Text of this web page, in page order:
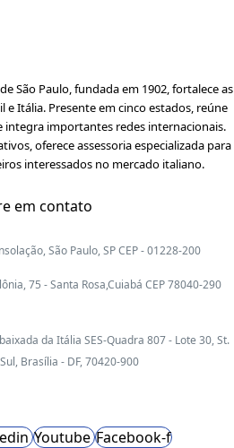
São Paulo, fundada em 1902, fortalece as
e Itália. Presente em cinco estados, reúne
integra importantes redes internacionais.
oferece assessoria especializada para
interessados no mercado italiano.
em contato
São Paulo, SP CEP - 01228-200
75 - Santa Rosa,Cuiabá CEP 78040-290
da Itália SES-Quadra 807 - Lote 30, St.
Brasília - DF, 70420-900
Youtube Facebook-f